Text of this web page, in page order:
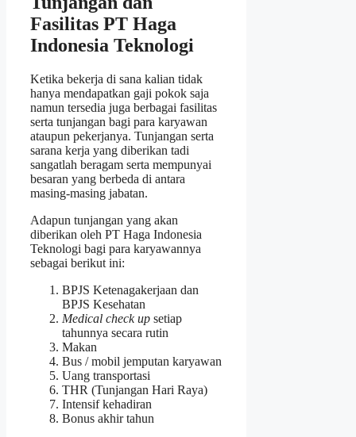
Fasilitas PT Haga
Indonesia Teknologi
Ketika bekerja di sana kalian tidak
hanya mendapatkan gaji pokok saja
namun tersedia juga berbagai fasilitas
serta tunjangan bagi para karyawan
ataupun pekerjanya. Tunjangan serta
sarana kerja yang diberikan tadi
sangatlah beragam serta mempunyai
besaran yang berbeda di antara
masing-masing jabatan.
Adapun tunjangan yang akan
diberikan oleh PT Haga Indonesia
Teknologi bagi para karyawannya
sebagai berikut ini:
BPJS Ketenagakerjaan dan
BPJS Kesehatan
Medical check up setiap
tahunnya secara rutin
Makan
Bus / mobil jemputan karyawan
Uang transportasi
THR (Tunjangan Hari Raya)
Intensif kehadiran
Bonus akhir tahun